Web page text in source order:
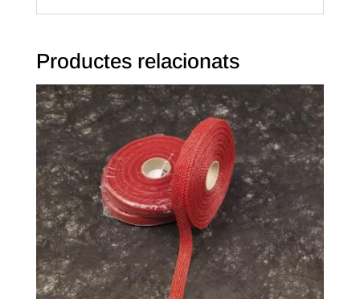
Productes relacionats